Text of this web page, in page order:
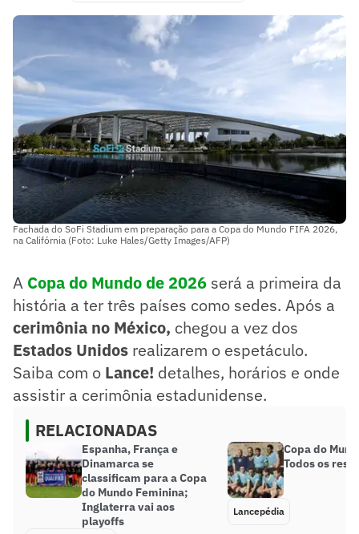
Fachada do SoFi Stadium em preparação para a Copa do Mundo FIFA 2026,
na Califórnia (Foto: Luke Hales/Getty Images/AFP)
A Copa do Mundo de 2026 será a primeira da
história a ter três países como sedes. Após a
cerimônia no México, chegou a vez dos
Estados Unidos realizarem o espetáculo.
Saiba com o Lance! detalhes, horários e onde
assistir a cerimônia estadunidense.
RELACIONADAS
Espanha, França e
Dinamarca se
classificam para a Copa
do Mundo Feminina;
Inglaterra vai aos
playoffs
Copa do
Todos os
Lancepédia